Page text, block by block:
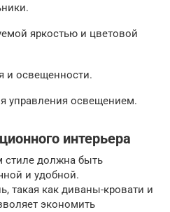
яркостью и цветовой
и освещенности.
управления освещением.
интерьера
должна быть
и удобной.
такая как диваны-кровати и
экономить